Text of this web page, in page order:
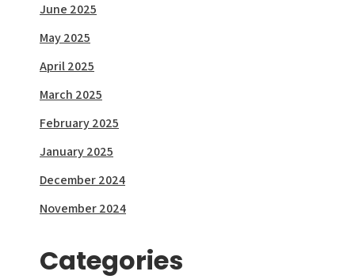
June 2025
May 2025
April 2025
March 2025
February 2025
January 2025
December 2024
November 2024
Categories